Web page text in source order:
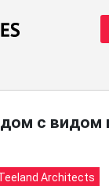
с видом
Architects